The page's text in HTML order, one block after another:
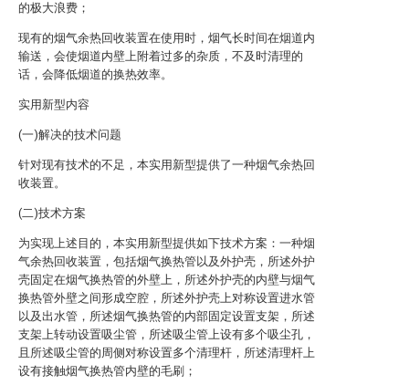
的极大浪费；
现有的烟气余热回收装置在使用时，烟气长时间在烟道内
输送，会使烟道内壁上附着过多的杂质，不及时清理的
话，会降低烟道的换热效率。
实用新型内容
(一)解决的技术问题
针对现有技术的不足，本实用新型提供了一种烟气余热回
收装置。
(二)技术方案
为实现上述目的，本实用新型提供如下技术方案：一种烟
气余热回收装置，包括烟气换热管以及外护壳，所述外护
壳固定在烟气换热管的外壁上，所述外护壳的内壁与烟气
换热管外壁之间形成空腔，所述外护壳上对称设置进水管
以及出水管，所述烟气换热管的内部固定设置支架，所述
支架上转动设置吸尘管，所述吸尘管上设有多个吸尘孔，
且所述吸尘管的周侧对称设置多个清理杆，所述清理杆上
设有接触烟气换热管内壁的毛刷；